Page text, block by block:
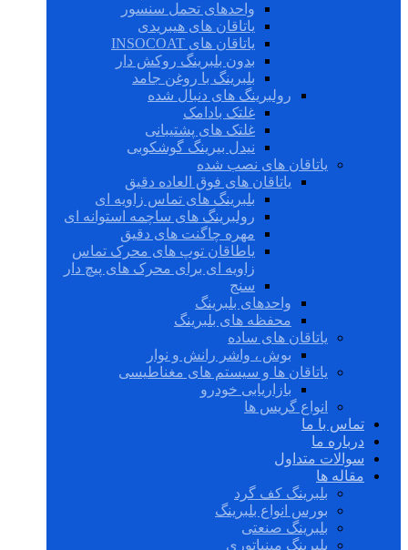
واحدهای تحمل سنسور
یاتاقان های هیبریدی
یاتاقان های INSOCOAT
بدون بلبرینگ روکش دار
بلبرینگ با روغن جامد
رولبرینگ های دنبال شده
غلتک بادامک
غلتک های پشتیبانی
نیدل بیرینگ گوشکوبی
یاتاقان های نصب شده
یاتاقان های فوق العاده دقیق
بلبرینگ های تماس زاویه ای
رولبرینگ های ساچمه استوانه ای
مهره چاگنت های دقیق
یاطاقان توپ های محرک تماس
زاویه ای برای محرک های پیچ دار
سنج
واحدهای بلبرینگ
محفظه های بلبرینگ
یاتاقان های ساده
بوش ، واشر رانش و نوار
یاتاقان ها و سیستم های مغناطیسی
بازاریابی خودرو
انواع گریس ها
تماس با ما
درباره ما
سوالات متداول
مقاله ها
بلبرینگ کف گرد
بورس انواع بلبرینگ
بلبرینگ صنعتی
بلبرینگ مینیاتوری